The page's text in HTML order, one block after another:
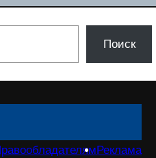
Поиск
Реклама